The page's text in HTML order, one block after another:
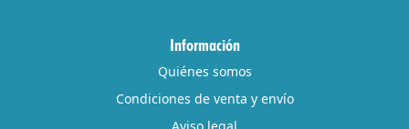
Información
Quiénes somos
Condiciones de venta y envío